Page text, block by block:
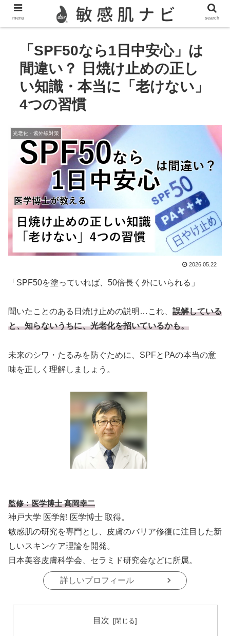
敏感肌,脂漏性皮膚炎,酒さ,ニキビのスキンケア情報を発信
「SPF50なら1日中安心」は
間違い？ 日焼け止めの正し
い知識・本当に「老けない」
4つの習慣
光老化・紫外線対策
2026.05.22
「SPF50を塗っていれば、50倍長く外にいられる」
聞いたことのある日焼け止めの説明…これ、 誤解している
と、知らないうちに、光老化を招いているかも。
未来のシワ・たるみを防ぐために、SPFとPAの本当の意
味を正しく理解しましょう。
監修：医学博士 髙岡幸二
神戸大学 医学部 医学博士 取得。
敏感肌の研究を専門とし、皮膚のバリア修復に注目した新
しいスキンケア理論を開発。
日本美容皮膚科学会、セラミド研究会などに所属。
詳しいプロフィール
目次
menu search